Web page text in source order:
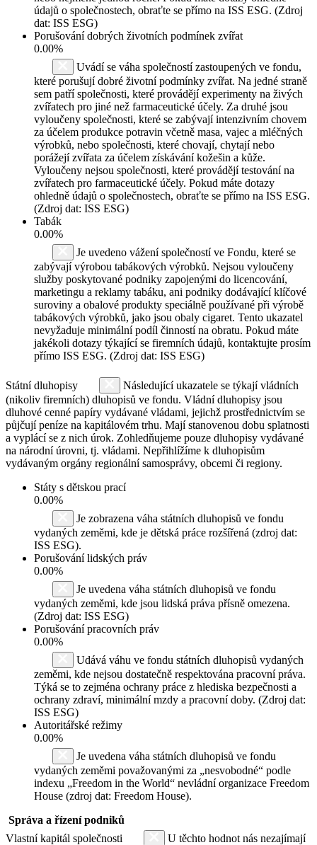
údajů o společnostech, obraťte se přímo na ISS ESG. (Zdroj
dat: ISS ESG)
Porušování dobrých životních podmínek zvířat
0.00%
Uvádí se váha společností zastoupených ve fondu,
které porušují dobré životní podmínky zvířat. Na jedné straně
sem patří společnosti, které provádějí experimenty na živých
zvířatech pro jiné než farmaceutické účely. Za druhé jsou
vyloučeny společnosti, které se zabývají intenzivním chovem
za účelem produkce potravin včetně masa, vajec a mléčných
výrobků, nebo společnosti, které chovají, chytají nebo
porážejí zvířata za účelem získávání kožešin a kůže.
Vyloučeny nejsou společnosti, které provádějí testování na
zvířatech pro farmaceutické účely. Pokud máte dotazy
ohledně údajů o společnostech, obraťte se přímo na ISS ESG.
(Zdroj dat: ISS ESG)
Tabák
0.00%
Je uvedeno vážení společností ve Fondu, které se
zabývají výrobou tabákových výrobků. Nejsou vyloučeny
služby poskytované podniky zapojenými do licencování,
marketingu a reklamy tabáku, ani podniky dodávající klíčové
suroviny a obalové produkty speciálně používané při výrobě
tabákových výrobků, jako jsou obaly cigaret. Tento ukazatel
nevyžaduje minimální podíl činností na obratu. Pokud máte
jakékoli dotazy týkající se firemních údajů, kontaktujte prosím
přímo ISS ESG. (Zdroj dat: ISS ESG)
Státní dluhopisy
Následující ukazatele se týkají vládních
(nikoliv firemních) dluhopisů ve fondu. Vládní dluhopisy jsou
dluhové cenné papíry vydávané vládami, jejichž prostřednictvím se
půjčují peníze na kapitálovém trhu. Mají stanovenou dobu splatnosti
a vyplácí se z nich úrok. Zohledňujeme pouze dluhopisy vydávané
na národní úrovni, tj. vládami. Nepřihlížíme k dluhopisům
vydávaným orgány regionální samosprávy, obcemi či regiony.
Státy s dětskou prací
0.00%
Je zobrazena váha státních dluhopisů ve fondu
vydaných zeměmi, kde je dětská práce rozšířená (zdroj dat:
ISS ESG).
Porušování lidských práv
0.00%
Je uvedena váha státních dluhopisů ve fondu
vydaných zeměmi, kde jsou lidská práva přísně omezena.
(Zdroj dat: ISS ESG)
Porušování pracovních práv
0.00%
Udává váhu ve fondu státních dluhopisů vydaných
zeměmi, kde nejsou dostatečně respektována pracovní práva.
Týká se to zejména ochrany práce z hlediska bezpečnosti a
ochrany zdraví, minimální mzdy a pracovní doby. (Zdroj dat:
ISS ESG)
Autoritářské režimy
0.00%
Je uvedena váha státních dluhopisů ve fondu
vydaných zeměmi považovanými za „nesvobodné“ podle
indexu „Freedom in the World“ nevládní organizace Freedom
House (zdroj dat: Freedom House).
Správa a řízení podniků
Vlastní kapitál společnosti
U těchto hodnot nás nezajímají